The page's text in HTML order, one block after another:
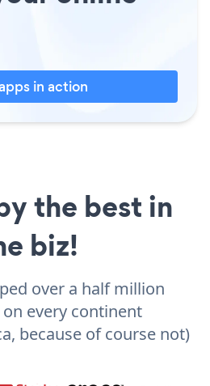
in action
the best in
biz!
over a half million
every continent
because of course not)